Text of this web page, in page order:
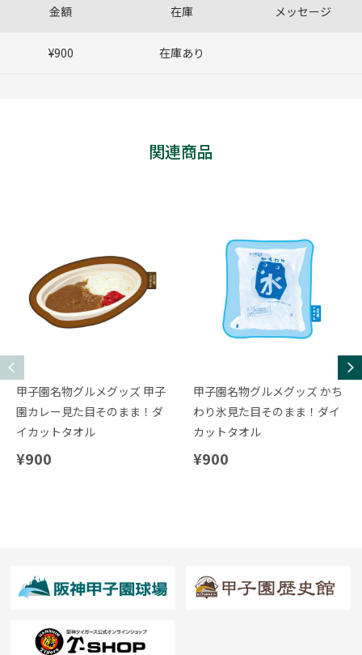
金額 在庫 メッセージ
¥900 在庫あり
関連商品
甲子園名物グルメグッズ 甲子
園カレー見た目そのまま！ダ
イカットタオル
¥900
甲子園名物グルメグッズ かち
わり氷見た目そのまま！ダイ
カットタオル
¥900